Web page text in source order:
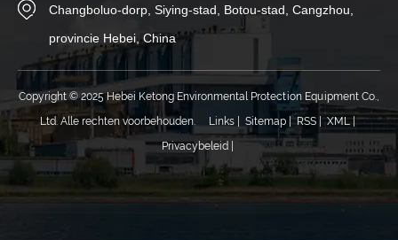
Changboluo-dorp, Siying-stad, Botou-stad, Cangzhou,
provincie Hebei, China
Copyright © 2025 Hebei Ketong Environmental Protection Equipment Co.,
Ltd. Alle rechten voorbehouden.
Links Sitemap |RSS | XML|
Privacybeleid